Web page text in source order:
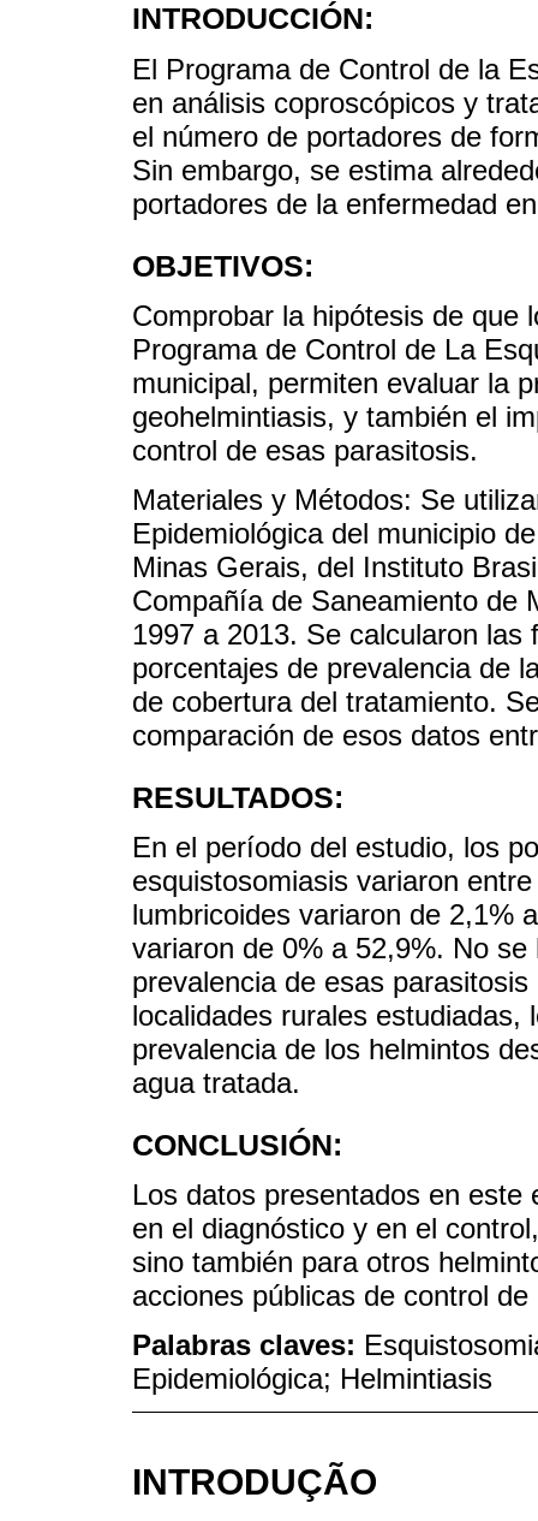
INTRODUCCIÓN:
El Programa de Control de la
en análisis coproscópicos y
el número de portadores de
Sin embargo, se estima
portadores de la enfermedad
OBJETIVOS:
Comprobar la hipótesis de que
Programa de Control de La
municipal, permiten evaluar la
geohelmintiasis, y también el
control de esas parasitosis.
Materiales y Métodos: Se
Epidemiológica del municipio
Minas Gerais, del Instituto
Compañía de Saneamiento de
1997 a 2013. Se calcularon
porcentajes de prevalencia de
de cobertura del tratamiento.
comparación de esos datos
RESULTADOS:
En el período del estudio, los
esquistosomiasis variaron
lumbricoides variaron de 2,1%
variaron de 0% a 52,9%. No
prevalencia de esas
localidades rurales estudiadas,
prevalencia de los helmintos
agua tratada.
CONCLUSIÓN:
Los datos presentados en
en el diagnóstico y en el
sino también para otros
acciones públicas de control
Palabras claves:
Epidemiológica; Helmintiasis
INTRODUÇÃO